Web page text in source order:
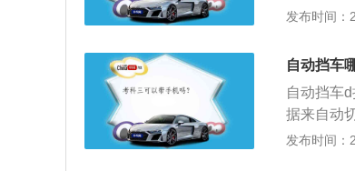
自一体车
下脚刹，
钥匙即可。
发布时间：
自动挡车
自动挡车
据来自动
放；2、r
发布时间：